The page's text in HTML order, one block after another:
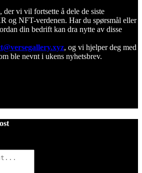
der vi vil fortsette å dele de siste
og NFT-verdenen. Har du spørsmål eller
din bedrift kan dra nytte av disse
, og vi hjelper deg med
ble nevnt i ukens nyhetsbrev.